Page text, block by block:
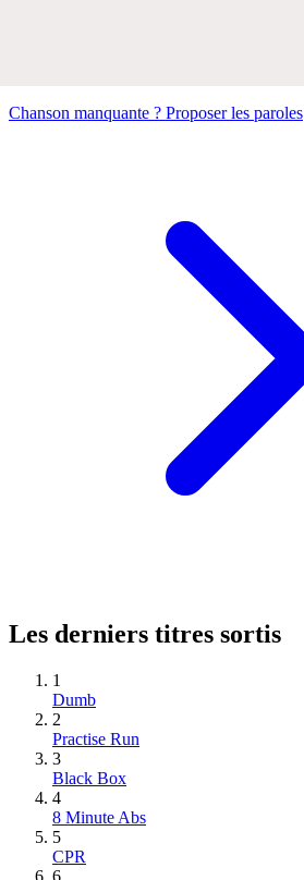
Chanson manquante ? Proposer les paroles
Les derniers titres sortis
1
Dumb
2
Practise Run
3
Black Box
4
8 Minute Abs
5
CPR
6